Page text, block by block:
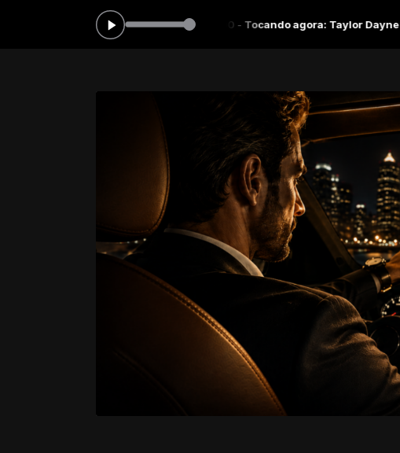
Duarte das 06:00 às 12:00 -Tocando agora: Taylor Dayne - Love Will